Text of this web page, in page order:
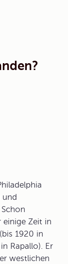
und
einige Zeit in
1920 in
Rapallo). Er
westlichen